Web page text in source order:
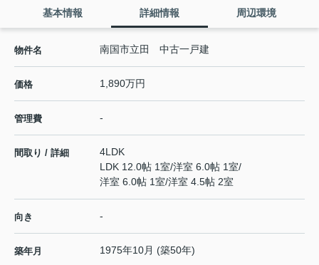
基本情報 詳細情報 周辺環境
物件名 南国市立田 中古一戸建
価格 1,890万円
管理費 -
間取り / 詳細
4LDK
LDK 12.0帖 1室/洋室 6.0帖 1室/
洋室 6.0帖 1室/洋室 4.5帖 2室
向き -
築年月 1975年10月 (築50年)